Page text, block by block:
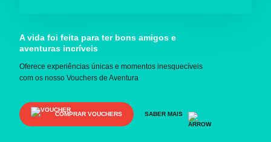
A vida foi feita para ter bons amigos e
aventuras incríveis
Oferece experiências únicas e momentos inesquecíveis
com os nosso Vouchers de Aventura
COMPRAR VOUCHERS SABER MAIS